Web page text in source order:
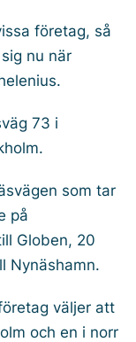
företag, så
nu när
73 i
som tar
på
Globen, 20
Nynäshamn.
väljer att
och en i norr